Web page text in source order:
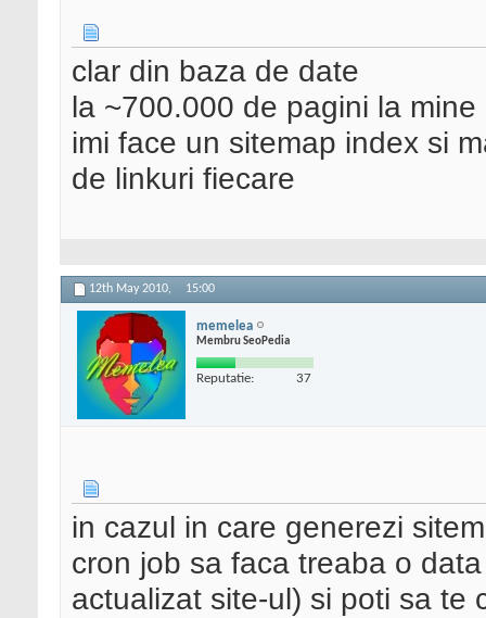
clar din baza de date
la ~700.000 de pagini la
imi face un sitemap index si
de linkuri fiecare
12th May 2010, 15:00
memelea
Membru SeoPedia
Reputatie: 37
in cazul in care generezi
cron job sa faca treaba o
actualizat site-ul) si poti sa te